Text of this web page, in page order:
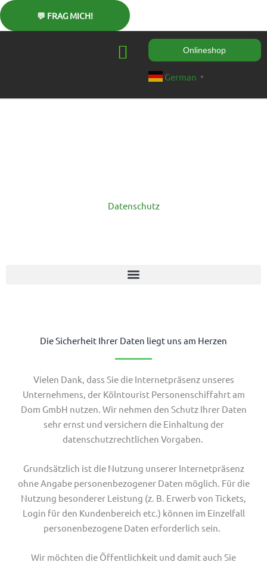
Inhalt
springen
Onlineshop
German ▼
Datenschutz
Die Sicherheit Ihrer Daten liegt uns am Herzen
Vielen Dank, dass Sie die Internetpräsenz unseres
Unternehmens, der Kölntourist Personenschiffahrt am
Dom GmbH nutzen. Wir nehmen den Schutz Ihrer Daten
sehr ernst und versichern die Einhaltung der
datenschutzrechtlichen Vorgaben.
Grundsätzlich ist die Nutzung unserer Internetpräsenz
ohne Angabe personenbezogener Daten möglich. Für die
Nutzung besonderer Leistung (z. B. Erwerb von Tickets,
Login für den Kundenbereich etc.) können im Einzelfall
personenbezogene Daten erforderlich sein.
Wir möchten die Öffentlichkeit und damit auch Sie